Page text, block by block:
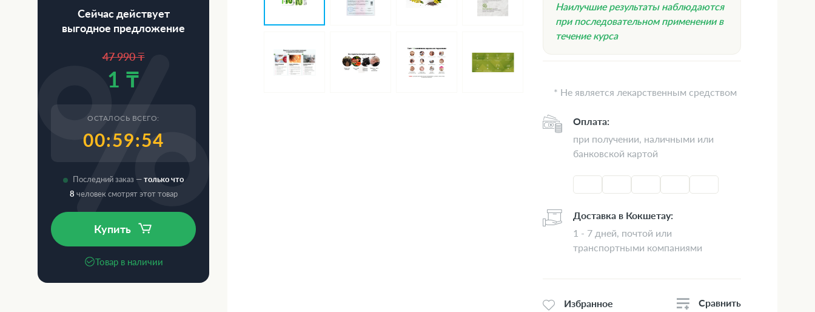
Наилучшие результаты наблюдаются
при последовательном применении в
течение курса
* Не является лекарственным средством
Оплата:
при получении, наличными или
банковской картой
Доставка в Кокшетау:
1 - 7 дней, почтой или
транспортными компаниями
Избранное Сравнить
Сейчас действует
выгодное предложение
47 990 ₸
1 ₸
ОСТАЛОСЬ ВСЕГО:
00:59:53
Последний заказ —только что
8 человек смотрят этот товар
Купить
Товар в наличии